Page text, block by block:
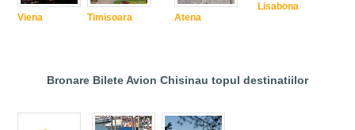
Viena Timisoara Atena
Lisabona
Bronare Bilete Avion Chisinau topul destinatiilor